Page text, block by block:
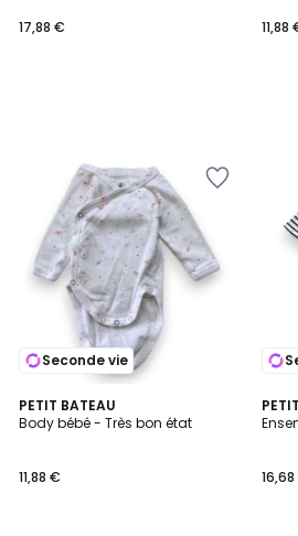
17,88 € 11,88
Seconde vie
PETIT BATEAU
Body bébé - Très bon état
11,88 €